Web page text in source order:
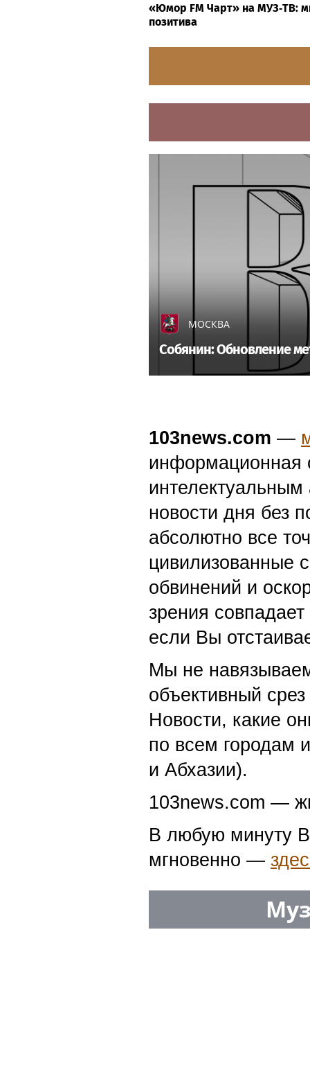
«Юмор FM Чарт» на МУЗ‑ТВ:
позитива
МОСКВА
Собянин: Обновление
103news.com —
информационная
новости дня без
абсолютно все
цивилизованные
обвинений и
зрения
если Вы
Мы не
объективный
Новости, какие
по всем городам
и Абхазии).
103news.com —
В любую минуту
мгновенно —